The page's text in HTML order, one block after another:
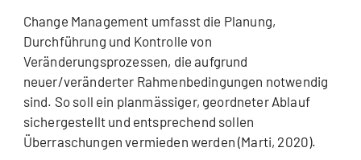
Change Management umfasst die Planung,
Durchführung und Kontrolle von
Veränderungsprozessen, die aufgrund
neuer/veränderter Rahmenbedingungen notwendig
sind. So soll ein planmässiger, geordneter Ablauf
sichergestellt und entsprechend sollen
Überraschungen vermieden werden (Marti, 2020).